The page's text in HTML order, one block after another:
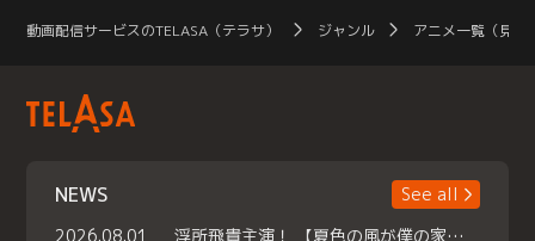
動画配信サービスのTELASA（テラサ） ジャンル アニメ一覧（見放
NEWS
See all
2026.08.01
浮所飛貴主演！ 【夏色の風が僕の家にやってきた】 本日よりテラサで独占配信スタート！